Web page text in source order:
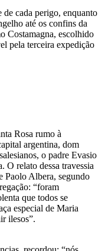
cada perigo, enquanto
até os confins da
Costamagna, escolhido
pela terceira expedição
Rosa rumo à
argentina, dom
o padre Evasio
O relato dessa travessia
Paolo Albera, segundo
“foram
que todos se
especial de Maria
ilesos”.